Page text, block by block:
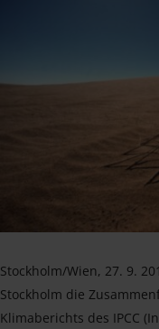
Stockholm/Wien, 27. 9.
Stockholm die
Klimaberichts des IPCC